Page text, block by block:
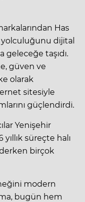
Has
yolculuğunu dijital
geleceğe taşıdı.
güven ve
olarak
sitesiyle
güçlendirdi.
Yenişehir
yıllık süreçte halı
birçok
modern
bugün hem